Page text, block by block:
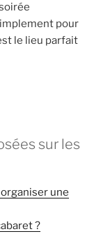
pour
le lieu parfait
sur les
une
?